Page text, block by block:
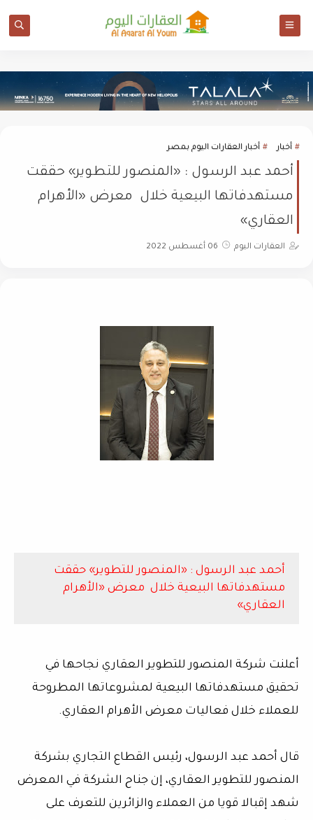
أخبار أخبار العقارات اليوم بمصر
أحمد عبد الرسول : «المنصور للتطوير» حققت
مستهدفاتها البيعية خلال معرض «الأهرام
العقاري»
العقارات اليوم 06 أغسطس 2022
أحمد عبد الرسول : «المنصور للتطوير» حققت
مستهدفاتها البيعية خلال معرض «الأهرام
العقاري»
أعلنت شركة المنصور للتطوير العقاري نجاحها في
تحقيق مستهدفاتها البيعية لمشروعاتها المطروحة
للعملاء خلال فعاليات معرض الأهرام العقاري.
قال أحمد عبد الرسول، رئيس القطاع التجاري بشركة
المنصور للتطوير العقاري، إن جناح الشركة في المعرض
شهد إقبالا قويا من العملاء والزائرين للتعرف على